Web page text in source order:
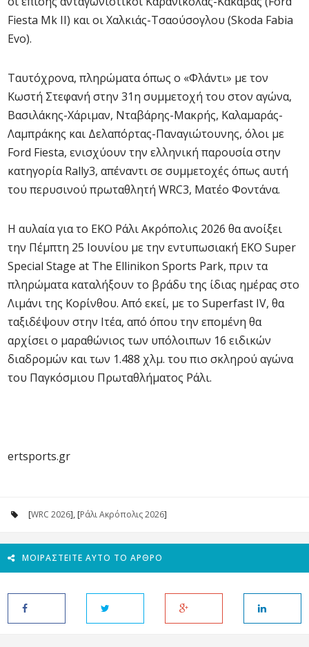
Fiesta Mk II) και οι Χαλκιάς-Τσαούσογλου (Skoda Fabia
Evo).
Ταυτόχρονα, πληρώματα όπως ο «Φλάντι» με τον
Κωστή Στεφανή στην 31η συμμετοχή του στον αγώνα,
Βασιλάκης-Χάριμαν, Νταβάρης-Μακρής, Καλαμαράς-
Λαμπράκης και Δελαπόρτας-Παναγιώτουνης, όλοι με
Ford Fiesta, ενισχύουν την ελληνική παρουσία στην
κατηγορία Rally3, απέναντι σε συμμετοχές όπως αυτή
του περυσινού πρωταθλητή WRC3, Ματέο Φοντάνα.
Η αυλαία για το EKO Ράλι Ακρόπολις 2026 θα ανοίξει
την Πέμπτη 25 Ιουνίου με την εντυπωσιακή ΕΚΟ Super
Special Stage at The Ellinikon Sports Park, πριν τα
πληρώματα καταλήξουν το βράδυ της ίδιας ημέρας στο
Λιμάνι της Κορίνθου. Από εκεί, με το Superfast IV, θα
ταξιδέψουν στην Ιτέα, από όπου την επομένη θα
αρχίσει ο μαραθώνιος των υπόλοιπων 16 ειδικών
διαδρομών και των 1.488 χλμ. του πιο σκληρού αγώνα
του Παγκόσμιου Πρωταθλήματος Ράλι.
ertsports.gr
[WRC 2026], [Ράλι Ακρόπολις 2026]
ΜΟΙΡΑΣΤΕΊΤΕ ΑΥΤΌ ΤΟ ΆΡΘΡΟ